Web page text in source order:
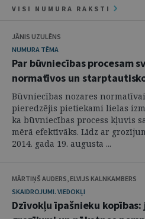
VISI NUMURA RAKSTI
JĀNIS UZULĒNS
NUMURA TĒMA
Par būvniecības procesam
normatīvos un
Būvniecības nozares
pieredzējis pietiekami lielas
ka būvniecības process kļuvis
mērā efektīvāks. Līdz ar
2014. gada 19. augusta ...
MĀRTIŅŠ AUDERS, ELVIJS KALNKAMBERS
SKAIDROJUMI. VIEDOKĻI
Dzīvokļu īpašnieku